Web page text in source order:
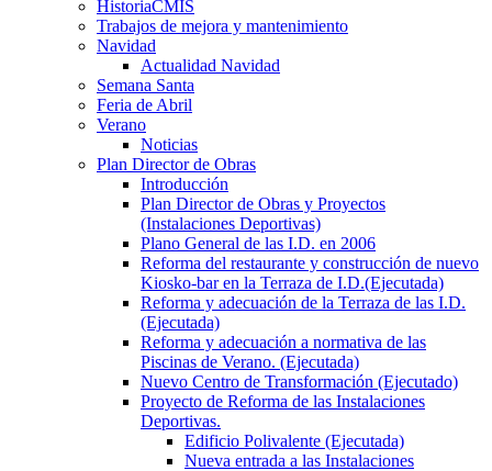
HistoriaCMIS
Trabajos de mejora y mantenimiento
Navidad
Actualidad Navidad
Semana Santa
Feria de Abril
Verano
Noticias
Plan Director de Obras
Introducción
Plan Director de Obras y Proyectos
(Instalaciones Deportivas)
Plano General de las I.D. en 2006
Reforma del restaurante y construcción de nuevo
Kiosko-bar en la Terraza de I.D.(Ejecutada)
Reforma y adecuación de la Terraza de las I.D.
(Ejecutada)
Reforma y adecuación a normativa de las
Piscinas de Verano. (Ejecutada)
Nuevo Centro de Transformación (Ejecutado)
Proyecto de Reforma de las Instalaciones
Deportivas.
Edificio Polivalente (Ejecutada)
Nueva entrada a las Instalaciones